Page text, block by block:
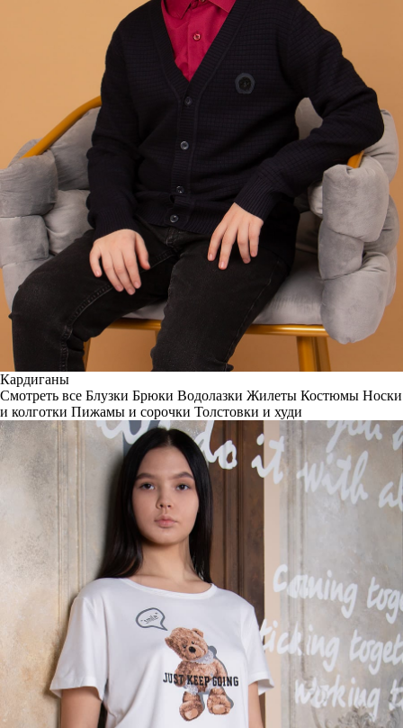
Кардиганы
Смотреть все Блузки Брюки Водолазки Жилеты Костюмы Носки
и колготки Пижамы и сорочки Толстовки и худи